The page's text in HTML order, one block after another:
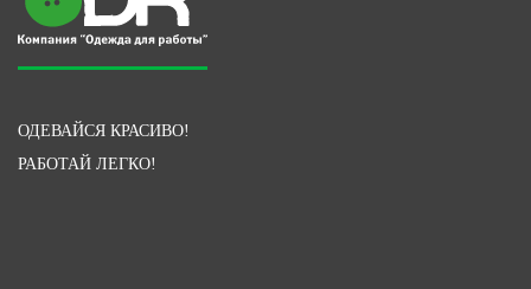
ОДЕВАЙСЯ КРАСИВО!
РАБОТАЙ ЛЕГКО!